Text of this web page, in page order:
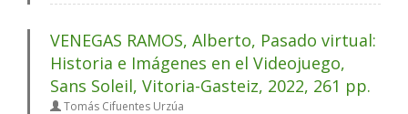
VENEGAS RAMOS, Alberto, Pasado virtual:
Historia e Imágenes en el Videojuego,
Sans Soleil, Vitoria-Gasteiz, 2022, 261 pp.
Tomás Cifuentes Urzúa